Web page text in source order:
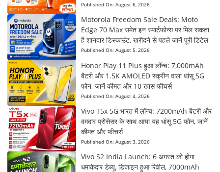
Published On: August 6, 2026
Motorola Freedom Sale Deals: Moto
Edge 70 Max समेत इन स्मार्टफोन्स पर मिल सकता
है शानदार डिस्काउंट, खरीदने से पहले जानें पूरी डिटेल
Published On: August 5, 2026
Honor Play 11 Plus हुआ लॉन्च: 7,000mAh
बैटरी और 1.5K AMOLED स्क्रीन वाला धांसू 5G
फोन, जानें कीमत और 10 खास फीचर्स
Published On: August 4, 2026
Vivo T5x 5G भारत में लॉन्च: 7200mAh बैटरी और
दमदार प्रोसेसर के साथ आया यह धांसू 5G फोन, जानें
कीमत और फीचर्स
Published On: August 3, 2026
Vivo S2 India Launch: 6 अगस्त को होगा
धमाकेदार डेब्यू, डिजाइन हुआ रिवील, 7000mAh